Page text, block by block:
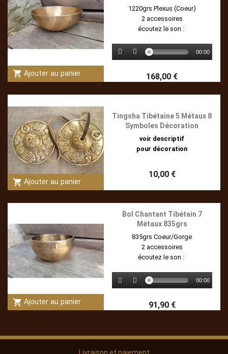
shopping_cart Ajouter au panier
1220grs Plexus (Coeur)
2 accessoires
écoutez le son :
00:00
168,00 €
shopping_cart Ajouter au panier
Tingsha Tibétaine 5 Métaux 8
Symboles Décoration
voir descriptif
pour décoration
10,00 €
shopping_cart Ajouter au panier
Bol Chantant Tibétain 7
Métaux 835grs
835grs Coeur/Gorge
2 accessoires
écoutez le son :
00:00
91,90 €